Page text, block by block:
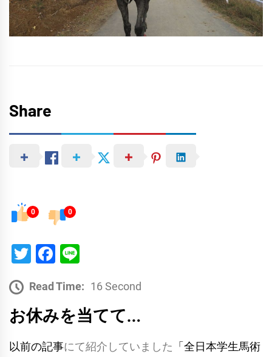
Share
0 0
TwitterFacebook
Read Time: 16 Second
お休みを当てて…
以前の記事にて紹介していました 「全日本学生馬術